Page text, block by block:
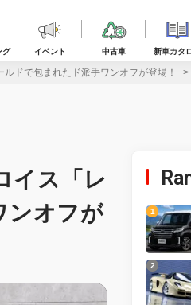
グ イベント 中古車 新車カタ
ドで包まれたド派手ワンオフが登場！
イス「レ
ンオフが